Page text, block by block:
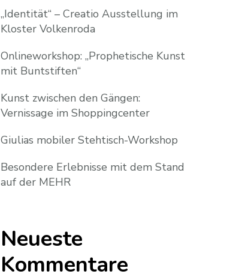
„Identität“ – Creatio Ausstellung im
Kloster Volkenroda
Onlineworkshop: „Prophetische Kunst
mit Buntstiften“
Kunst zwischen den Gängen:
Vernissage im Shoppingcenter
Giulias mobiler Stehtisch-Workshop
Besondere Erlebnisse mit dem Stand
auf der MEHR
Neueste
Kommentare